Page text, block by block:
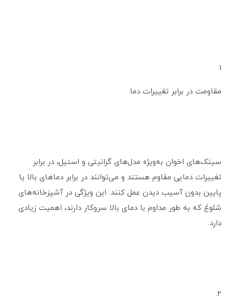
1.
مقاومت در برابر تغییرات دما
سینک‌های اخوان به‌ویژه مدل‌های گرانیتی و استیل، در برابر
تغییرات دمایی مقاوم هستند و می‌توانند در برابر دماهای بالا یا
پایین بدون آسیب دیدن عمل کنند. این ویژگی در آشپزخانه‌های
شلوغ که به طور مداوم با دمای بالا سروکار دارند، اهمیت زیادی
دارد.
2.